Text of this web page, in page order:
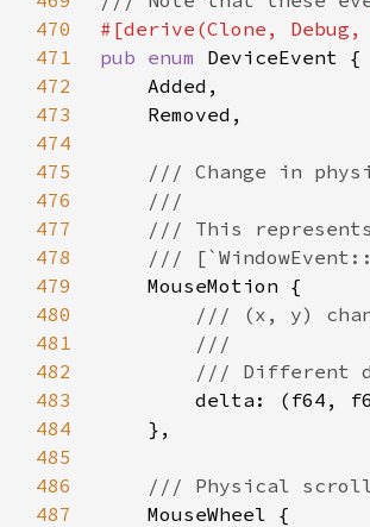
470
471
pub enum
472
473
474
475
476
477
478
479
480
481
482
483
484
485
486
487